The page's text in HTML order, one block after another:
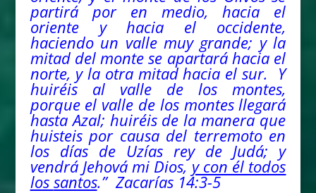
partirá por en medio, hacia el
oriente y hacia el occidente,
haciendo un valle muy grande; y la
mitad del monte se apartará hacia el
norte, y la otra mitad hacia el sur. Y
huiréis al valle de los montes,
porque el valle de los montes llegará
hasta Azal; huiréis de la manera que
huisteis por causa del terremoto en
los días de Uzías rey de Judá; y
vendrá Jehová mi Dios,y con él todos
los santos.”Zacarías 14:3-5